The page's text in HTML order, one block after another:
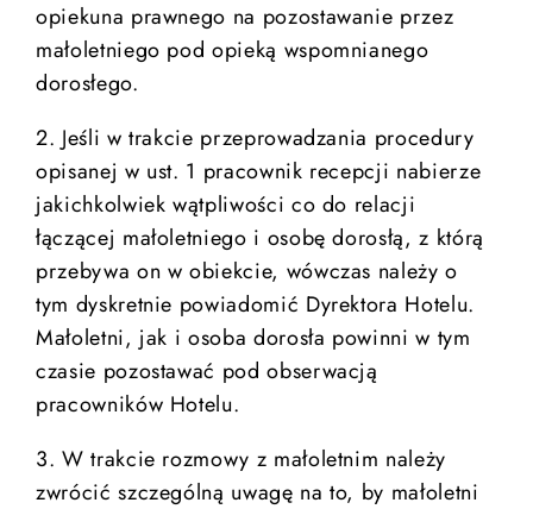
opiekuna prawnego na pozostawanie przez
małoletniego pod opieką wspomnianego
dorosłego.
2. Jeśli w trakcie przeprowadzania procedury
opisanej w ust. 1 pracownik recepcji nabierze
jakichkolwiek wątpliwości co do relacji
łączącej małoletniego i osobę dorosłą, z którą
przebywa on w obiekcie, wówczas należy o
tym dyskretnie powiadomić Dyrektora Hotelu.
Małoletni, jak i osoba dorosła powinni w tym
czasie pozostawać pod obserwacją
pracowników Hotelu.
3. W trakcie rozmowy z małoletnim należy
zwrócić szczególną uwagę na to, by małoletni